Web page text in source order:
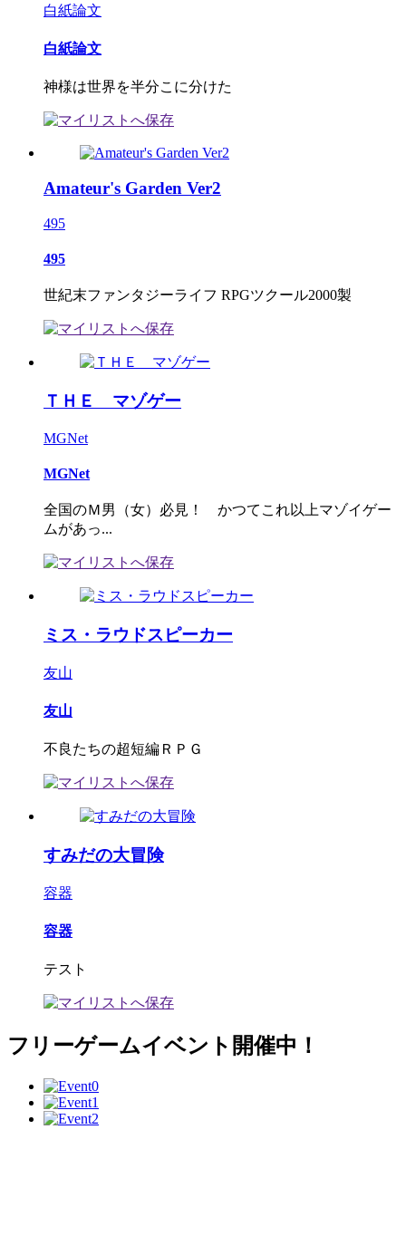
白紙論文
白紙論文
神様は世界を半分こに分けた
Amateur's Garden Ver2
495
495
世紀末ファンタジーライフ RPGツクール2000製
ＴＨＥ マゾゲー
MGNet
MGNet
全国のＭ男（女）必見！ かつてこれ以上マゾイゲー
ムがあっ...
ミス・ラウドスピーカー
友山
友山
不良たちの超短編ＲＰＧ
すみだの大冒険
容器
容器
テスト
フリーゲームイベント開催中！